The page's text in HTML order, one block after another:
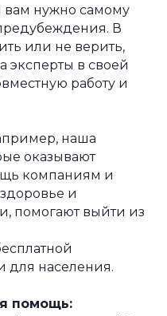
вам нужно самому
В
или не верить,
эксперты в своей
работу и
наша
оказывают
компаниям и
и
помогают выйти из
для населения.
помощь: